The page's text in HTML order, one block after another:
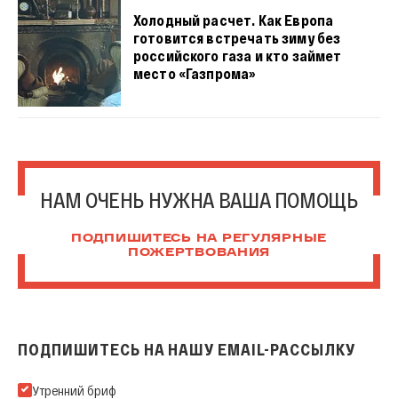
Холодный расчет. Как Европа
готовится встречать зиму без
российского газа и кто займет
место «Газпрома»
НАМ ОЧЕНЬ НУЖНА ВАША ПОМОЩЬ
ПОДПИШИТЕСЬ НА РЕГУЛЯРНЫЕ
ПОЖЕРТВОВАНИЯ
ПОДПИШИТЕСЬ НА НАШУ EMAIL-РАССЫЛКУ
Подпишитесь на нашу Email-рассылку
Утренний бриф